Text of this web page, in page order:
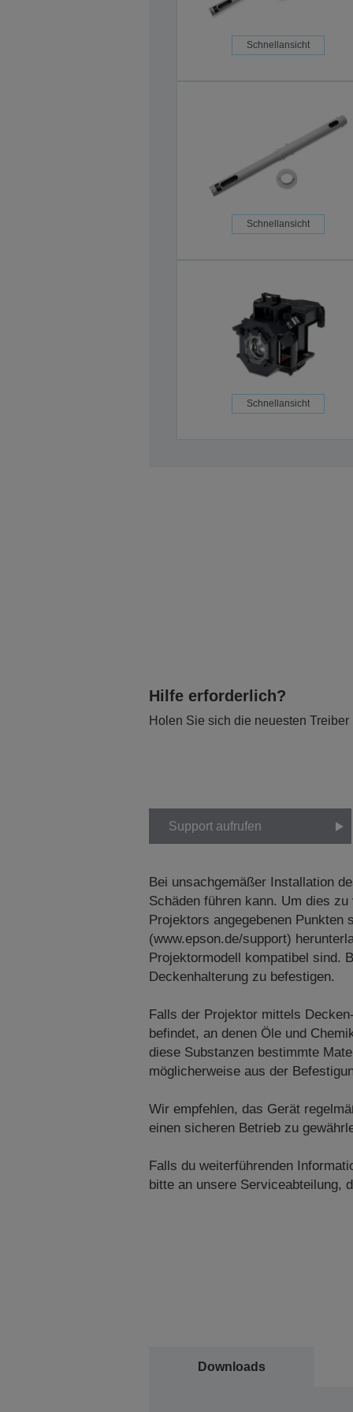
Schnellansicht
Schnellansicht
Schnellansicht
Hilfe erforderlich?
Holen Sie sich die neuesten Treiber
Support aufrufen
Bei unsachgemäßer Installation
Schäden führen kann. Um dies
Projektors angegebenen
(www.epson.de/support)
Projektormodell kompatibel sind.
Deckenhalterung zu befestigen.
Falls der Projektor mittels
befindet, an denen Öle und
diese Substanzen bestimmte
möglicherweise aus der
Wir empfehlen, das Gerät
einen sicheren Betrieb zu
Falls du weiterführenden
bitte an unsere Serviceabteilung,
Downloads